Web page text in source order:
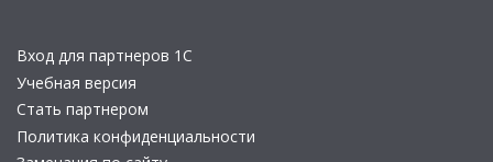
Вход для партнеров 1С
Учебная версия
Стать партнером
Политика конфиденциальности